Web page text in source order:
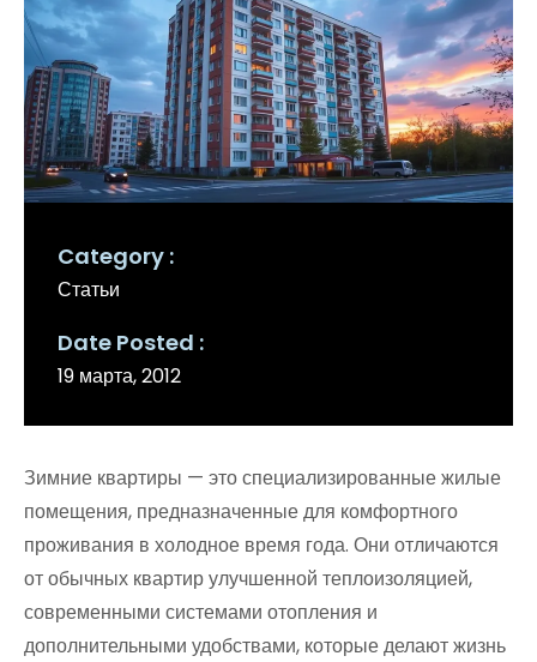
Category
Статьи
Date Posted
19 марта, 2012
Зимние квартиры — это специализированные жилые
помещения, предназначенные для комфортного
проживания в холодное время года. Они отличаются
от обычных квартир улучшенной теплоизоляцией,
современными системами отопления и
дополнительными удобствами, которые делают жизнь